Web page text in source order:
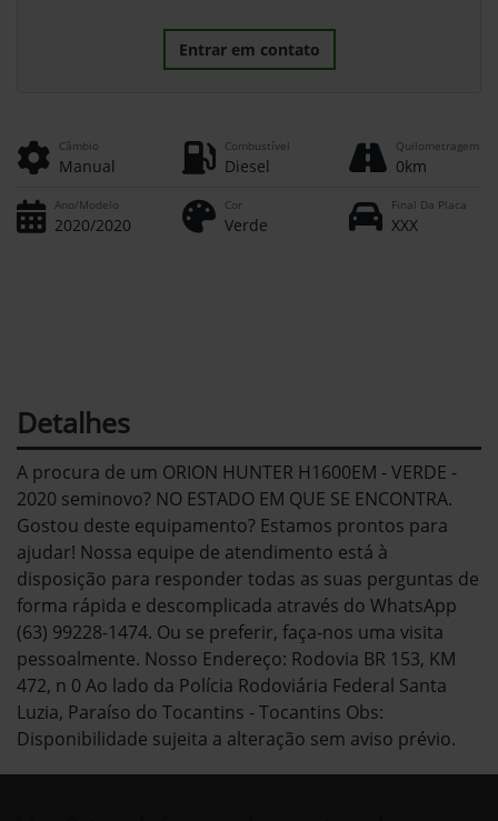
Entrar em contato
Câmbio
Manual
Combustível
Diesel
Quilometragem
0km
Ano/Modelo
2020/2020
Cor
Verde
Final Da Placa
XXX
Detalhes
A procura de um ORION HUNTER H1600EM - VERDE -
2020 seminovo? NO ESTADO EM QUE SE ENCONTRA.
Gostou deste equipamento? Estamos prontos para
ajudar! Nossa equipe de atendimento está à
disposição para responder todas as suas perguntas de
forma rápida e descomplicada através do WhatsApp
(63) 99228-1474. Ou se preferir, faça-nos uma visita
pessoalmente. Nosso Endereço: Rodovia BR 153, KM
472, n 0 Ao lado da Polícia Rodoviária Federal Santa
Luzia, Paraíso do Tocantins - Tocantins Obs:
Disponibilidade sujeita a alteração sem aviso prévio.